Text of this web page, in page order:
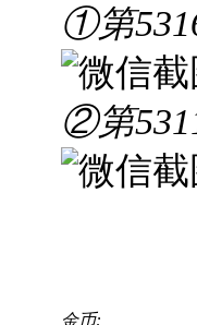
①第
②第
金币: